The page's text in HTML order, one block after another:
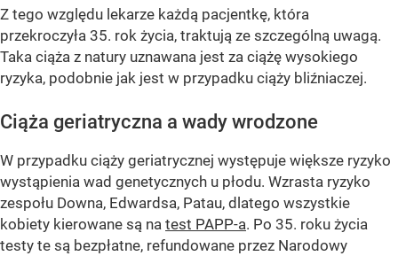
Z tego względu lekarze każdą pacjentkę, która
przekroczyła 35. rok życia, traktują ze szczególną uwagą.
Taka ciąża z natury uznawana jest za ciążę wysokiego
ryzyka, podobnie jak jest w przypadku ciąży bliźniaczej.
Ciąża geriatryczna a wady wrodzone
W przypadku ciąży geriatrycznej występuje większe ryzyko
wystąpienia wad genetycznych u płodu. Wzrasta ryzyko
zespołu Downa, Edwardsa, Patau, dlatego wszystkie
kobiety kierowane są na test PAPP-a. Po 35. roku życia
testy te są bezpłatne, refundowane przez Narodowy